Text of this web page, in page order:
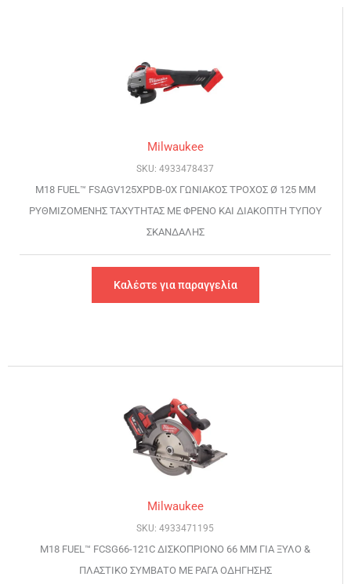
Milwaukee
SKU: 4933478437
M18 FUEL™ FSAGV125XPDB-0X ΓΩΝΙΑΚΟΣ ΤΡΟΧΟΣ Ø 125 MM
ΡΥΘΜΙΖΟΜΕΝΗΣ ΤΑΧΥΤΗΤΑΣ ΜΕ ΦΡΕΝΟ ΚΑΙ ΔΙΑΚΟΠΤΗ ΤΥΠΟΥ
ΣΚΑΝΔΑΛΗΣ
Καλέστε για παραγγελία
Milwaukee
SKU: 4933471195
M18 FUEL™ FCSG66-121C ΔΙΣΚΟΠΡΙΟΝΟ 66 ΜΜ ΓΙΑ ΞΥΛΟ &
ΠΛΑΣΤΙΚΟ ΣΥΜΒΑΤΟ ΜΕ ΡΑΓΑ ΟΔΗΓΗΣΗΣ